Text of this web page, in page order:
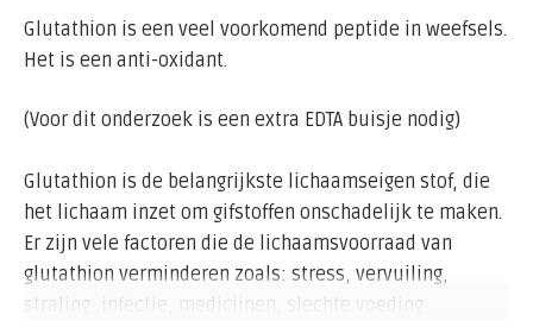
Glutathion is een veel voorkomend peptide in weefsels.
Het is een anti-oxidant.
(Voor dit onderzoek is een extra EDTA buisje nodig)
Glutathion is de belangrijkste lichaamseigen stof, die
het lichaam inzet om gifstoffen onschadelijk te maken.
Er zijn vele factoren die de lichaamsvoorraad van
glutathion verminderen zoals: stress, vervuiling,